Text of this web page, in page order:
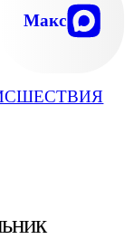
Макс